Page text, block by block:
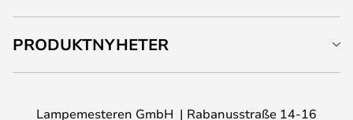
PRODUKTNYHETER
Lampemesteren GmbH Rabanusstraße 14-16